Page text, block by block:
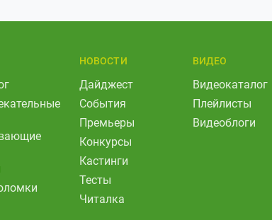
НОВОСТИ
Дайджест
События
Премьеры
Конкурсы
Кастинги
Тесты
Читалка
ВИДЕО
Видеокаталог
Плейлисты
Видеоблоги